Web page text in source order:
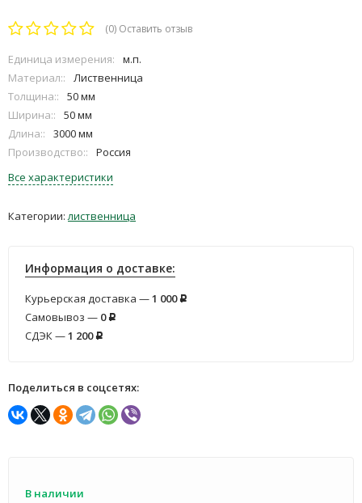
(0) Оставить отзыв
Единица измерения:
м.п.
Материал::
Лиственница
Толщина::
50 мм
Ширина::
50 мм
Длина::
3000 мм
Производство::
Россия
Все характеристики
Категории:лиственница
Информация о доставке:
Курьерская доставка —1 000 Р
Самовывоз — 0 Р
СДЭК —1 200 Р
Поделиться в соцсетях:
В наличии